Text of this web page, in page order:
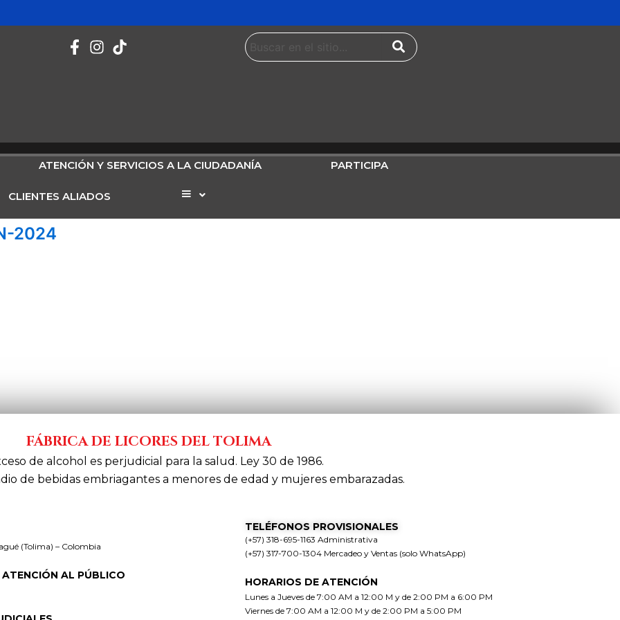
ATENCIÓN Y SERVICIOS A LA CIUDADANÍA PARTICIPA
CLIENTES ALIADOS Elemento
menú
2024
FÁBRICA DE LICORES DEL TOLIMA
de alcohol es perjudicial para la salud. Ley 30 de 1986.
de bebidas embriagantes a menores de edad y mujeres embarazadas.
(Tolima) – Colombia
AL PÚBLICO
TELÉFONOS PROVISIONALES
(+57) 318-695-1163 Administrativa
(+57) 317-700-1304 Mercadeo y Ventas (solo WhatsApp)
HORARIOS DE ATENCIÓN
Lunes a Jueves de 7:00 AM a 12:00 M y de 2:00 PM a 6:00 PM
Viernes de 7:00 AM a 12:00 M y de 2:00 PM a 5:00 PM